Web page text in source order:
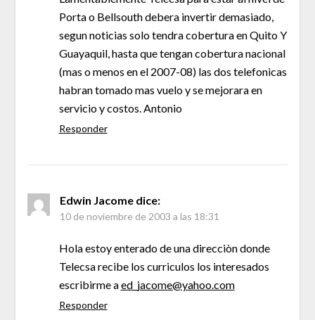
Porta o Bellsouth debera invertir demasiado,
segun noticias solo tendra cobertura en Quito Y
Guayaquil, hasta que tengan cobertura nacional
(mas o menos en el 2007-08) las dos telefonicas
habran tomado mas vuelo y se mejorara en
servicio y costos. Antonio
Responder
Edwin Jacome dice:
10 de noviembre de 2003 a las 18:31
Hola estoy enterado de una direcciòn donde
Telecsa recibe los curriculos los interesados
escribirme aed_jacome@yahoo.com
Responder